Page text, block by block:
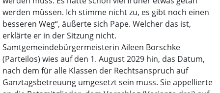
werden müssen. Ich stimme nicht zu, es gibt noch einen
besseren Weg“, äußerte sich Pape. Welcher das ist,
erklärte er in der Sitzung nicht.
Samtgemeindebürgermeisterin Aileen Borschke
(Parteilos) wies auf den 1. August 2029 hin, das Datum,
nach dem für alle Klassen der Rechtsanspruch auf
Ganztagsbetreuung umgesetzt sein muss. Sie appellierte